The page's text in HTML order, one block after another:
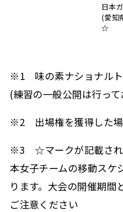
日本
(愛知
☆
※1 味の素ナショナルト
(練習の一般公開は行っ
※2 出場権を獲得した場
※3 ☆マークが記載され
本女子チームの移動スケ
ります。大会の開催期間
ご注意ください